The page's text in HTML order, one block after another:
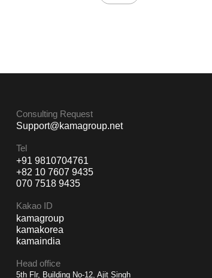
Consulting Request
Support@kamagroup.net
Tel
+91 9810704761
+82 10 7607 9435
070 7518 9435
Kakao ID
kamagroup
kamakorea
kamaindia
Head office
5th Flr, Building No-12, Ajit Singh